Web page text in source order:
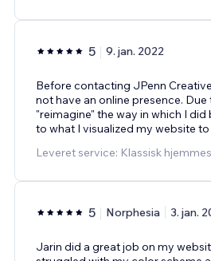
5 9. jan. 2022
Before contacting JPenn
not have an online presence.
"reimagine" the way in which I did
to what I visualized my website to
Leveret service: Klassisk
5 Norphesia 3. jan.
Jarin did a great job on my